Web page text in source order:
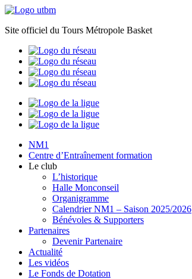
Site officiel du Tours Métropole Basket
NM1
Centre d’Entraînement formation
Le club
L’historique
Halle Monconseil
Organigramme
Calendrier NM1 – Saison 2025/2026
Bénévoles & Supporters
Partenaires
Devenir Partenaire
Actualité
Les vidéos
Le Fonds de Dotation